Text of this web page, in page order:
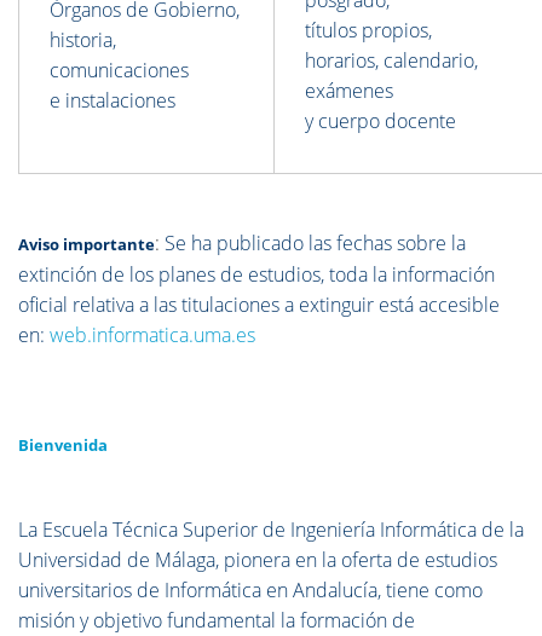
Órganos de Gobierno,
historia,
comunicaciones
e instalaciones
títulos propios,
horarios, calendario,
exámenes
y cuerpo docente
Aviso importante: Se ha publicado las fechas sobre la
extinción de los planes de estudios, toda la información
oficial relativa a las titulaciones a extinguir está accesible
en: web.informatica.uma.es
Bienvenida
La Escuela Técnica Superior de Ingeniería Informática de la
Universidad de Málaga, pionera en la oferta de estudios
universitarios de Informática en Andalucía, tiene como
misión y objetivo fundamental la formación de